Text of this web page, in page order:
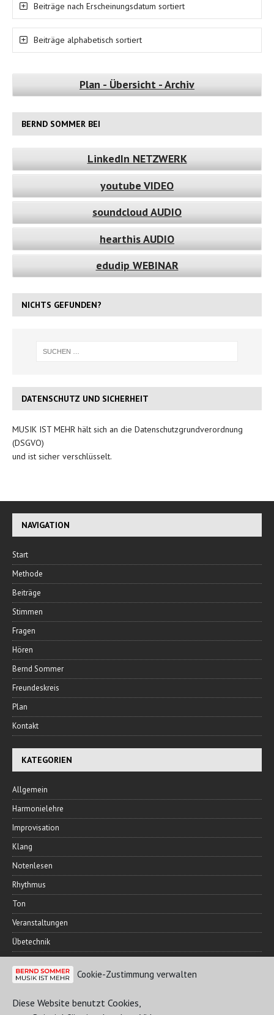
Cookie-Zustimmung verwalten
Diese Website benutzt Cookies,
Beiträge nach Erscheinungsdatum sortiert
Beiträge alphabetisch sortiert
Plan - Übersicht - Archiv
BERND SOMMER BEI
LinkedIn NETZWERK
youtube VIDEO
soundcloud AUDIO
hearthis AUDIO
edudip WEBINAR
NICHTS GEFUNDEN?
DATENSCHUTZ UND SICHERHEIT
MUSIK IST MEHR hält sich an die Datenschutzgrundverordnung
(DSGVO)
und ist sicher verschlüsselt.
NAVIGATION
Start
Methode
Beiträge
Stimmen
Fragen
Hören
Bernd Sommer
Freundeskreis
Plan
Kontakt
KATEGORIEN
Allgemein
Harmonielehre
Improvisation
Klang
Notenlesen
Rhythmus
Ton
Veranstaltungen
Übetechnik
FREUNDESKREIS